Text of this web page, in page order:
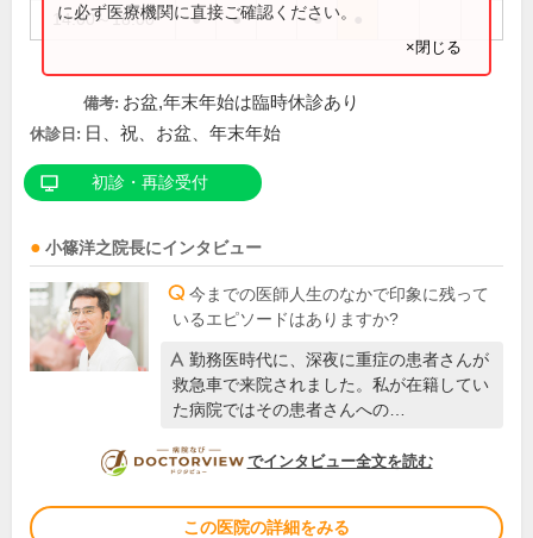
14:00～18:00 ● ● ●
に必ず医療機関に直接ご確認ください。
×閉じる
備考: お盆,年末年始は臨時休診あり
休診日: 日、祝、お盆、年末年始
初診・再診受付
小篠洋之 院長にインタビュー
今までの医師人生のなかで印象に残って
いるエピソードはありますか?
勤務医時代に、深夜に重症の患者さんが
救急車で来院されました。私が在籍してい
た病院ではその患者さんへの…
DOCTORVIEW
でインタビュー全文を読む
この医院の詳細をみる